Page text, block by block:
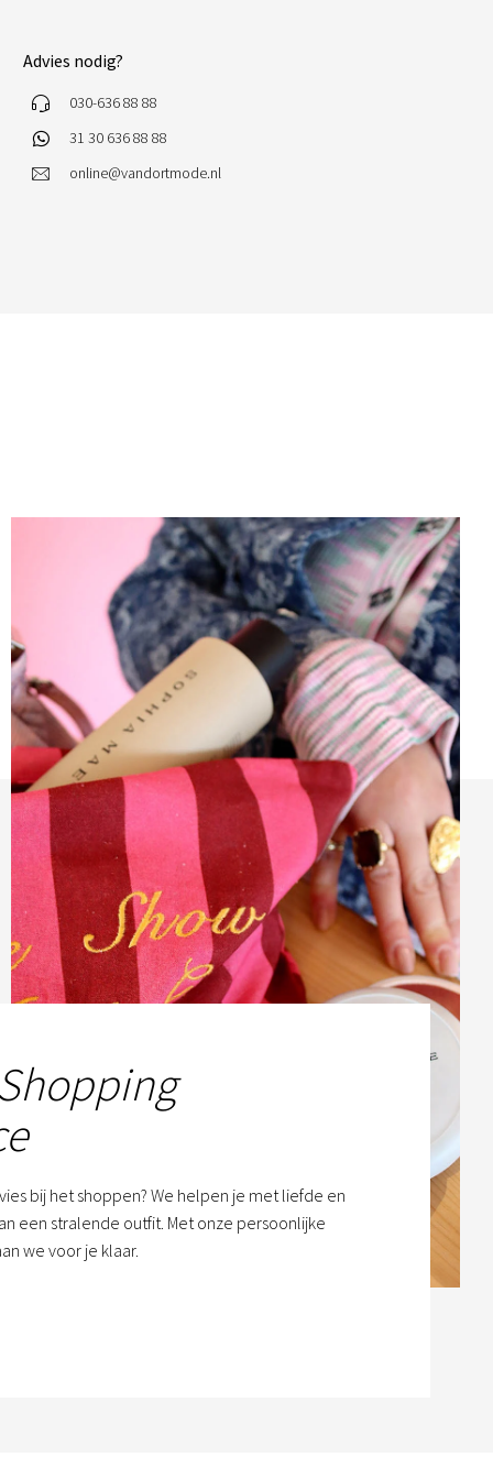
Advies nodig?
030-636 88 88
31 30 636 88 88
online@vandortmode.nl
bij het shoppen? We helpen je met liefde en
een stralende outfit. Met onze persoonlijke
we voor je klaar.